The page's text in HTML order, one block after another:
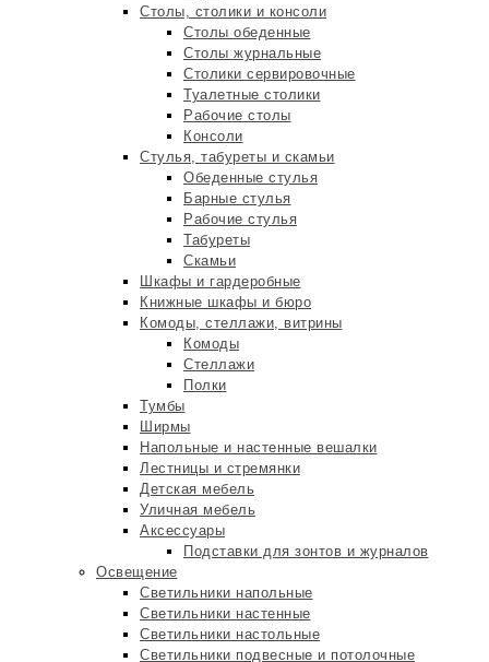
Столы, столики и консоли
Столы обеденные
Столы журнальные
Столики сервировочные
Туалетные столики
Рабочие столы
Консоли
Стулья, табуреты и скамьи
Обеденные стулья
Барные стулья
Рабочие стулья
Табуреты
Скамьи
Шкафы и гардеробные
Книжные шкафы и бюро
Комоды, стеллажи, витрины
Комоды
Стеллажи
Полки
Тумбы
Ширмы
Напольные и настенные вешалки
Лестницы и стремянки
Детская мебель
Уличная мебель
Аксессуары
Подставки для зонтов и журналов
Освещение
Светильники напольные
Светильники настенные
Светильники настольные
Светильники подвесные и потолочные